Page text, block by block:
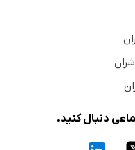
دنبال کنید.